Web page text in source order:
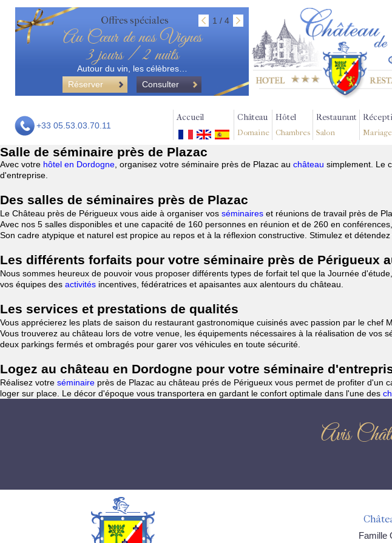
Offres spéciales 1 / 4
Au Cœur de nos Vignes
3 jours / 2 nuits
Autour du vin, les célèbres…
Réserver
Consulter
+33 05.53.03.70.11
Accueil Château
Domaine
Hôtel
Chambres
Restaurant
Salon
Salle de séminaire près de Plazac
Avec votre hôtel en Dordogne , organisez votre séminaire près de Plazac au château simplement. Le
d'entreprise.
Des salles de séminaires près de Plazac
Le Château près de Périgueux vous aide à organiser vos séminaires et réunions de travail près de
Avec nos 5 salles disponibles et une capacité de 160 personnes en réunion et de 260 en
Son cadre atypique et naturel est propice au repos et à la réflexion constructive. Stimulez et
Les différents forfaits pour votre séminaire près de Périgueux
Nous sommes heureux de pouvoir vous proposer différents types de forfait tel que la Journée
vos équipes des activités incentives, fédératrices et apaisantes aux alentours du château.
Les services et prestations de qualités
Vous apprécierez les plats de saison du restaurant gastronomique cuisinés avec passion par le chef
Vous trouverez au château lors de votre venue, les équipements nécessaires à la réalisation de
deux parkings fermés et ombragés pour garer vos véhicules en toute sécurité.
Logez au château en Dordogne pour votre séminaire
Réalisez votre séminaire près de Plazac au château prés de Périgueux vous permet de profiter d'un
loger sur place. Le décor d'époque vous transportera en gardant le confort optimale dans l'une des
Avis
Famille